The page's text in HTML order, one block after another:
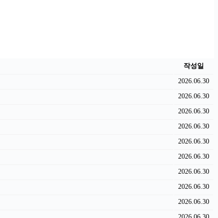
작성일
2026.06.30
2026.06.30
2026.06.30
2026.06.30
2026.06.30
2026.06.30
2026.06.30
2026.06.30
2026.06.30